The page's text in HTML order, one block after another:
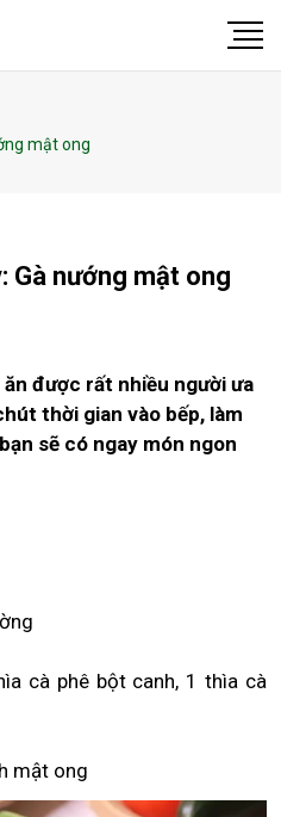
mật ong
Gà nướng mật ong
được rất nhiều người ưa
thời gian vào bếp, làm
sẽ có ngay món ngon
cà phê bột canh, 1 thìa cà
mật ong